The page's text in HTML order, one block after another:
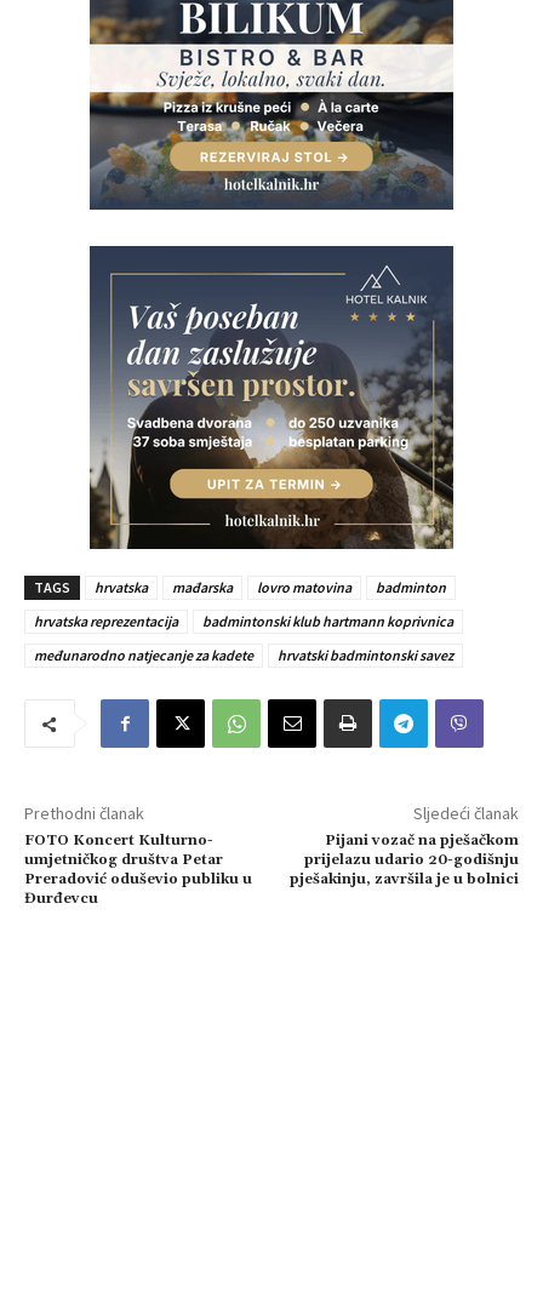
TAGS hrvatska mađarska lovro matovina
badminton
hrvatska reprezentacija
badmintonski klub hartmann koprivnica
međunarodno natjecanje za kadete
hrvatski badmintonski savez
Prethodni članak
FOTO Koncert Kulturno-
umjetničkog društva Petar
Preradović oduševio publiku u
Đurđevcu
Sljedeći članak
Pijani vozač na pješačkom
prijelazu udario 20-godišnju
pješakinju, završila je u bolnici